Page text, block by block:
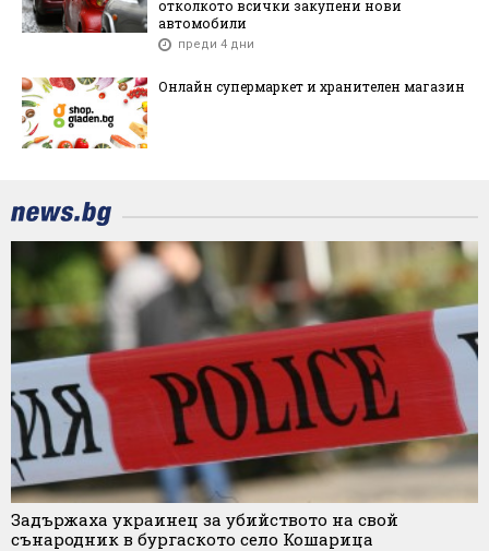
отколкото всички закупени нови
автомобили
преди 4 дни
Онлайн супермаркет и хранителен магазин
Задържаха украинец за убийството на свой
сънародник в бургаското село Кошарица